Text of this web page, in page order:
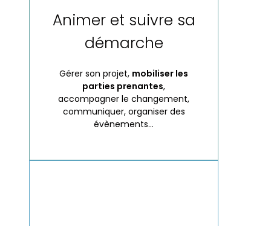
Animer et suivre sa
démarche
Gérer son projet, mobiliser les
parties prenantes,
accompagner le changement,
communiquer, organiser des
évènements…